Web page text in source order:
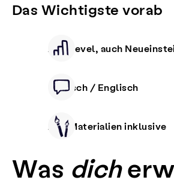
Das Wichtigste vorab
Alle Level, auch
Deutsch / Englisch
Alle Materialien inklusive
Was dich